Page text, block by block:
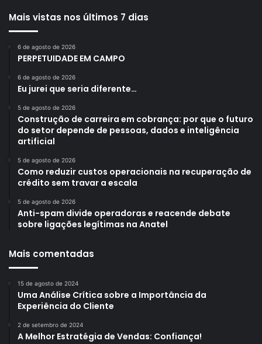
Mais vistas nos últimos 7 dias
6 de agosto de 2026
PERPETUIDADE EM CAMPO
6 de agosto de 2026
Eu jurei que seria diferente…
5 de agosto de 2026
Construção de carreira em cobrança: por que o futuro
do setor depende de pessoas, dados e inteligência
artificial
5 de agosto de 2026
Como reduzir custos operacionais na recuperação de
crédito sem travar a escala
5 de agosto de 2026
Anti-spam divide operadoras e reacende debate
sobre ligações legítimas na Anatel
Mais comentadas
15 de agosto de 2024
Uma Análise Crítica sobre a Importância da
Experiência do Cliente
2 de setembro de 2024
A Melhor Estratégia de Vendas: Confiança!